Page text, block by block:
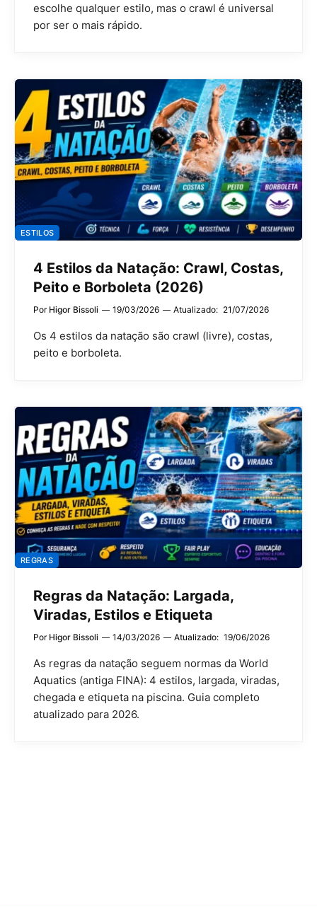
escolhe qualquer estilo, mas o crawl é universal
por ser o mais rápido.
ESTILOS
4 Estilos da Natação: Crawl, Costas,
Peito e Borboleta (2026)
Por Higor Bissoli 19/03/2026 Atualizado: 21/07/2026
Os 4 estilos da natação são crawl (livre), costas,
peito e borboleta.
REGRAS
Regras da Natação: Largada,
Viradas, Estilos e Etiqueta
Por Higor Bissoli 14/03/2026 Atualizado: 19/06/2026
As regras da natação seguem normas da World
Aquatics (antiga FINA): 4 estilos, largada, viradas,
chegada e etiqueta na piscina. Guia completo
atualizado para 2026.